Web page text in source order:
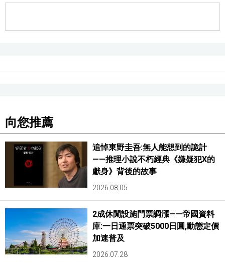
向您推薦
追悼東野圭吾:無人能想到的詭計
——推理小說不朽經典《嫌疑犯X的
獻身》背後的故事
2026.08.05
2成休閒設施門票調漲——帝國資料
庫:一日通票突破5000日圓,動態定價
加速普及
2026.07.28